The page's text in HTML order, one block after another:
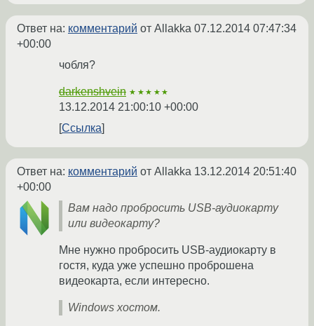
Ответ на: комментарий от Allakka 07.12.2014 07:47:34
+00:00
чобля?
darkenshvein ★★★★★
13.12.2014 21:00:10 +00:00
Ссылка
Ответ на: комментарий от Allakka 13.12.2014 20:51:40
+00:00
Вам надо пробросить USB-аудиокарту
или видеокарту?
Мне нужно пробросить USB-аудиокарту в
гостя, куда уже успешно проброшена
видеокарта, если интересно.
Windows хостом.